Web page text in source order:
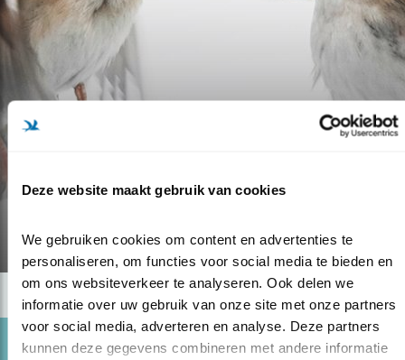
Deze website maakt gebruik van cookies
We gebruiken cookies om content en advertenties te
personaliseren, om functies voor social media te bieden en
om ons websiteverkeer te analyseren. Ook delen we
informatie over uw gebruik van onze site met onze partners
voor social media, adverteren en analyse. Deze partners
kunnen deze gegevens combineren met andere informatie
VIER VOGELS DIE WE MISSEN
12.07.18
Blog